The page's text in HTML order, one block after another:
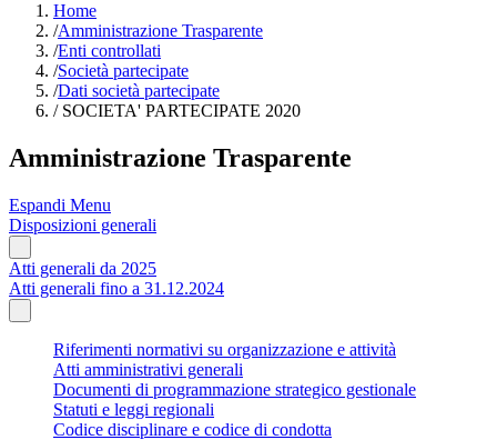
Home
/Amministrazione Trasparente
/Enti controllati
/Società partecipate
/Dati società partecipate
/SOCIETA' PARTECIPATE 2020
Amministrazione Trasparente
Espandi Menu
Disposizioni generali
Atti generali da 2025
Atti generali fino a 31.12.2024
Riferimenti normativi su organizzazione e attività
Atti amministrativi generali
Documenti di programmazione strategico gestionale
Statuti e leggi regionali
Codice disciplinare e codice di condotta